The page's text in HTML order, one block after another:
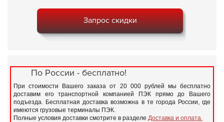
Запрос скидки
По России - бесплатно!
При стоимости Вашего заказа от 20 000 рублей мы бесплатно
доставим его транспортной компанией ПЭК прямо до Вашего
подъезда. Бесплатная доставка возможна в те города России, где
имеются грузовые терминалы ПЭК.
Полные условия доставки смотрите в разделе Доставка и оплата.